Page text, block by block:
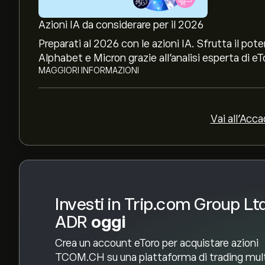
Azioni IA da considerare per il 2026
Preparati al 2026 con le azioni IA. Sfrutta il
Alphabet e Micron grazie all’analisi esperta di
MAGGIORI INFORMAZIONI
Vai
Investi in Trip.com Group
ADR oggi
Crea un account eToro per acquistare azioni
TCOM.CH su una piattaforma di trading
Il target di prezzo medio per le azioni Trip.com
per previsioni dettagliate degli analisti e obiettivi
Gli analisti offrono previsioni per le azioni
mercato, rapporti finanziari e crescita prevista.